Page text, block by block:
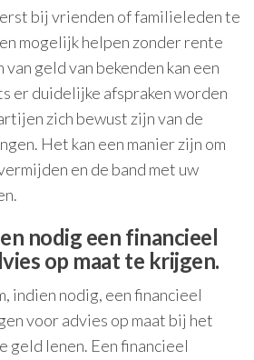
bij vrienden of familieleden te
mogelijk helpen zonder rente
geld van bekenden kan een
er duidelijke afspraken worden
zich bewust zijn van de
Het kan een manier zijn om
en de band met uw
nodig een financieel
op maat te krijgen.
indien nodig, een financieel
voor advies op maat bij het
geld lenen. Een financieel